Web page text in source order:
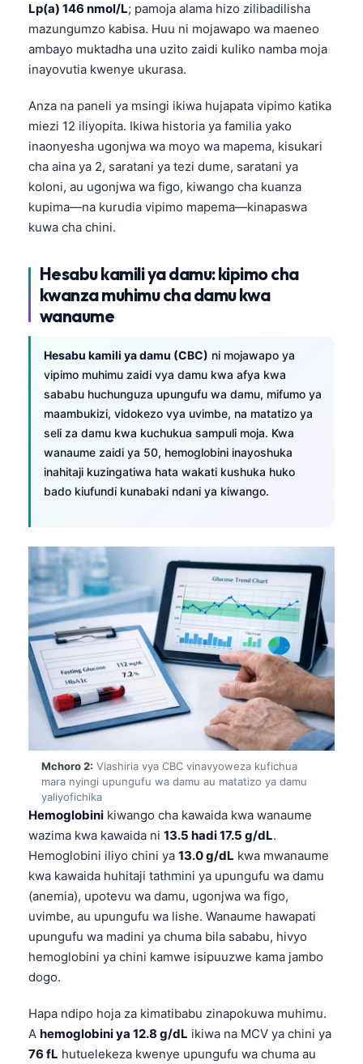
Lp(a) 146 nmol/L; pamoja alama hizo zilibadilisha
mazungumzo kabisa. Huu ni mojawapo wa maeneo
ambayo muktadha una uzito zaidi kuliko namba moja
inayovutia kwenye ukurasa.
Anza na paneli ya msingi ikiwa hujapata vipimo katika
miezi 12 iliyopita. Ikiwa historia ya familia yako
inaonyesha ugonjwa wa moyo wa mapema, kisukari
cha aina ya 2, saratani ya tezi dume, saratani ya
koloni, au ugonjwa wa figo, kiwango cha kuanza
kupima—na kurudia vipimo mapema—kinapaswa
kuwa cha chini.
Hesabu kamili ya damu: kipimo cha
kwanza muhimu cha damu kwa
wanaume
Hesabu kamili ya damu (CBC) ni mojawapo ya
vipimo muhimu zaidi vya damu kwa afya kwa
sababu huchunguza upungufu wa damu, mifumo ya
maambukizi, vidokezo vya uvimbe, na matatizo ya
seli za damu kwa kuchukua sampuli moja. Kwa
wanaume zaidi ya 50, hemoglobini inayoshuka
inahitaji kuzingatiwa hata wakati kushuka huko
bado kiufundi kunabaki ndani ya kiwango.
Mchoro 2: Viashiria vya CBC vinavyoweza kufichua
mara nyingi upungufu wa damu au matatizo ya damu
yaliyofichika
Hemoglobini kiwango cha kawaida kwa wanaume
wazima kwa kawaida ni 13.5 hadi 17.5 g/dL.
Hemoglobini iliyo chini ya 13.0 g/dL kwa mwanaume
kwa kawaida huhitaji tathmini ya upungufu wa damu
(anemia), upotevu wa damu, ugonjwa wa figo,
uvimbe, au upungufu wa lishe. Wanaume hawapati
upungufu wa madini ya chuma bila sababu, hivyo
hemoglobini ya chini kamwe isipuuzwe kama jambo
dogo.
Hapa ndipo hoja za kimatibabu zinapokuwa muhimu.
A hemoglobini ya 12.8 g/dL ikiwa na MCV ya chini ya
76 fL hutuelekeza kwenye upungufu wa chuma au